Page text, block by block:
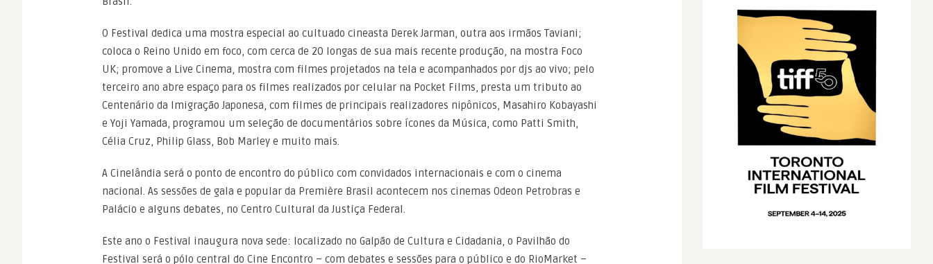
O Festival dedica uma mostra especial ao cultuado cineasta Derek Jarman, outra aos irmãos Taviani;
coloca o Reino Unido em foco, com cerca de 20 longas de sua mais recente produção, na mostra Foco
UK; promove a Live Cinema, mostra com filmes projetados na tela e acompanhados por djs ao vivo; pelo
terceiro ano abre espaço para os filmes realizados por celular na Pocket Films, presta um tributo ao
Centenário da Imigração Japonesa, com filmes de principais realizadores nipônicos, Masahiro Kobayashi
e Yoji Yamada, programou um seleção de documentários sobre ícones da Música, como Patti Smith,
Célia Cruz, Philip Glass, Bob Marley e muito mais.
A Cinelândia será o ponto de encontro do público com convidados internacionais e com o cinema
nacional. As sessões de gala e popular da Première Brasil acontecem nos cinemas Odeon Petrobras e
Palácio e alguns debates, no Centro Cultural da Justiça Federal.
Este ano o Festival inaugura nova sede: localizado no Galpão de Cultura e Cidadania, o Pavilhão do
Festival será o pólo central do Cine Encontro – com debates e sessões para o público e do RioMarket –